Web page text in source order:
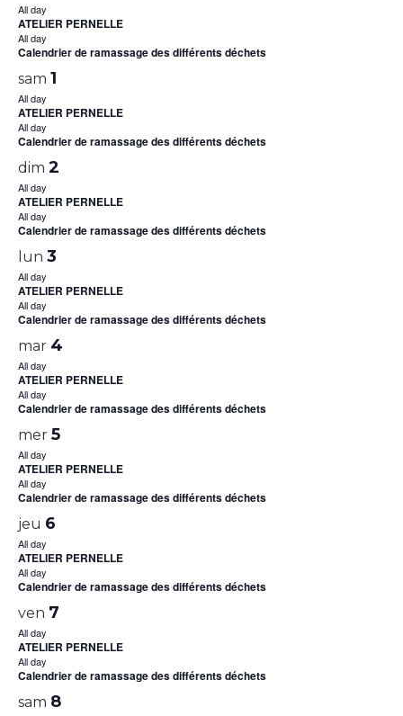
All day
ATELIER PERNELLE
All day
Calendrier de ramassage des différents déchets
sam 1
All day
ATELIER PERNELLE
All day
Calendrier de ramassage des différents déchets
dim 2
All day
ATELIER PERNELLE
All day
Calendrier de ramassage des différents déchets
lun 3
All day
ATELIER PERNELLE
All day
Calendrier de ramassage des différents déchets
mar 4
All day
ATELIER PERNELLE
All day
Calendrier de ramassage des différents déchets
mer 5
All day
ATELIER PERNELLE
All day
Calendrier de ramassage des différents déchets
jeu 6
All day
ATELIER PERNELLE
All day
Calendrier de ramassage des différents déchets
ven 7
All day
ATELIER PERNELLE
All day
Calendrier de ramassage des différents déchets
sam 8